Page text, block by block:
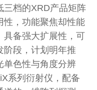
三档的XRD产品矩阵
，功能聚焦却性能
具备强大扩展性，可
阶段，计划明年推
单色性与角度分辨
系列衍射仪，配备